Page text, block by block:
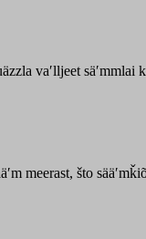
vaʹlljeet säʹmmlai
meerast, što